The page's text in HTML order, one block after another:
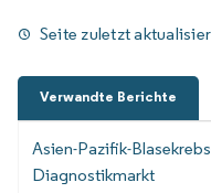
Seite zuletzt
Verwandte Berichte
Asien-Pazifik-
Diagnostikmarkt